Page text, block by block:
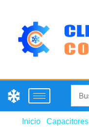
Inicio Capacitores